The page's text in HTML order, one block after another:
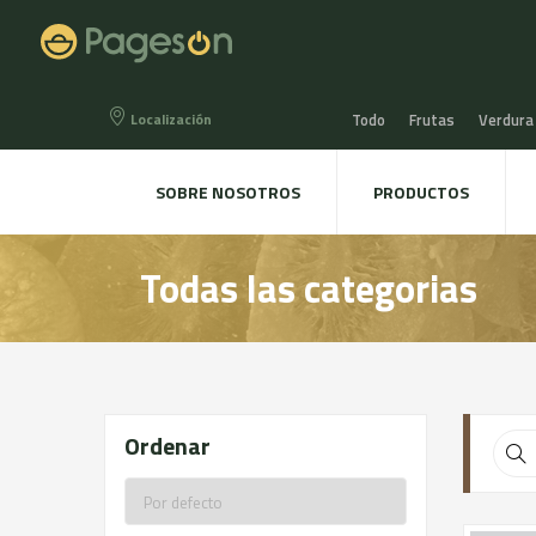
Localización Todo Frutas Verdura
Miel, Mermeladas y
Agua, Refrescos y Zumos
Directo a la mesa
SOBRE NOSOTROS PRODUCTOS
Todas las categorias
Ordenar